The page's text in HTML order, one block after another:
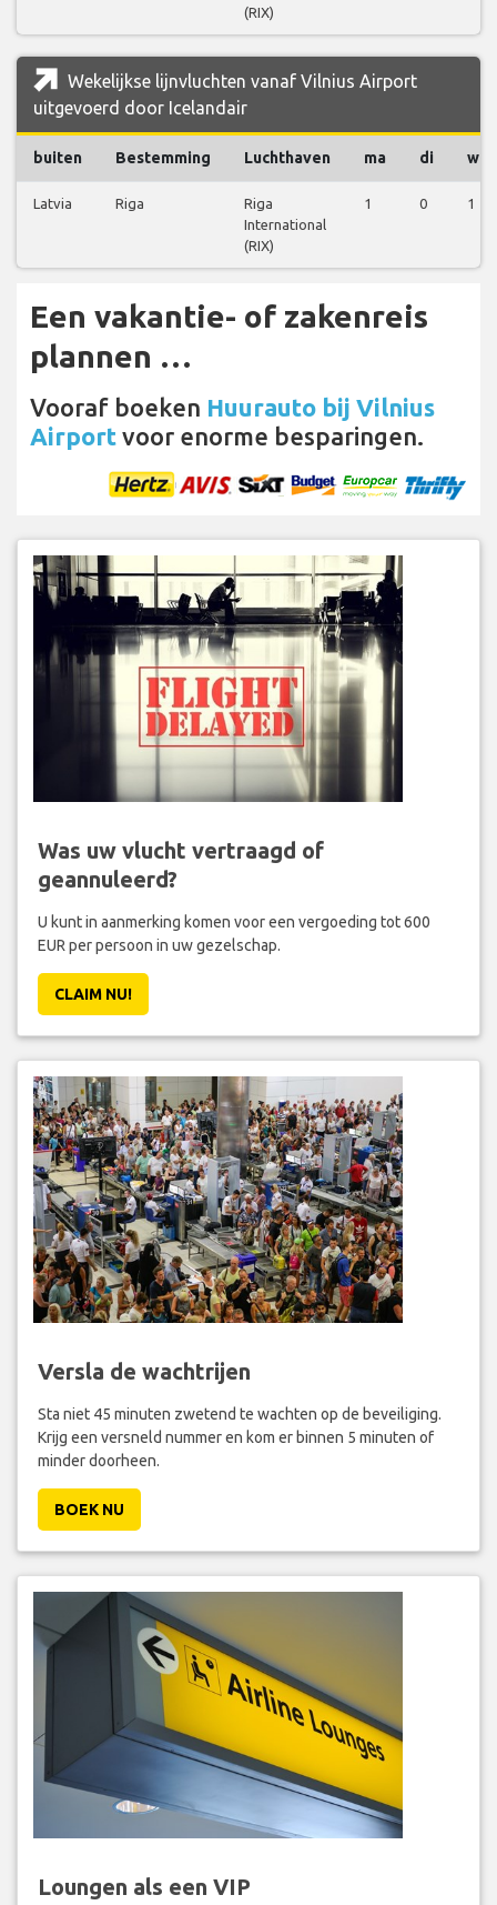
(RIX)
Wekelijkse lijnvluchten vanaf Vilnius Airport
uitgevoerd door Icelandair
buiten Bestemming Luchthaven ma di wo
Latvia Riga
Riga
International
(RIX)
1 0 1
Een vakantie- of zakenreis
plannen …
Vooraf boeken Huurauto bij Vilnius
Airport voor enorme besparingen.
Was uw vlucht vertraagd of
geannuleerd?
U kunt in aanmerking komen voor een vergoeding tot 600
EUR per persoon in uw gezelschap.
CLAIM NU!
Versla de wachtrijen
Sta niet 45 minuten zwetend te wachten op de beveiliging.
Krijg een versneld nummer en kom er binnen 5 minuten of
minder doorheen.
BOEK NU
Loungen als een VIP